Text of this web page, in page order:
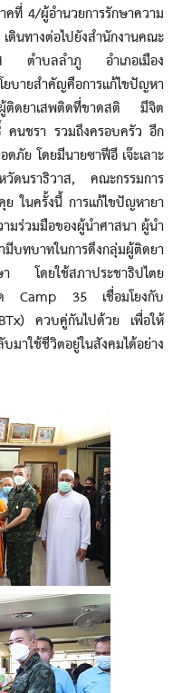
4/ผู้อำนวยการรักษาความ
างต่อไปยังสำนักงานคณะ
าส ตำบลลำภู อำเภอเมือง
บายสำคัญคือการแก้ไขปัญหา
ติดยาเสพติดที่ขาดสติ มีจิต
คนชรา รวมถึงครอบครัว อีก
ภัย โดยมีนายซาฟีอี เจ๊ะเลาะ
วัดนราธิวาส, คณะกรรมการ
ในครั้งนี้ การแก้ไขปัญหายา
มร่วมมือของผู้นำศาสนา ผู้นำ
ทบาทในการดึงกลุ่มผู้ติดยา
า โดยใช้สภาประชาธิปไตย
ด Camp 35 เชื่อมโยงกับ
ควบคู่กันไปด้วย เพื่อให้
าใช้ชีวิตอยู่ในสังคมได้อย่าง